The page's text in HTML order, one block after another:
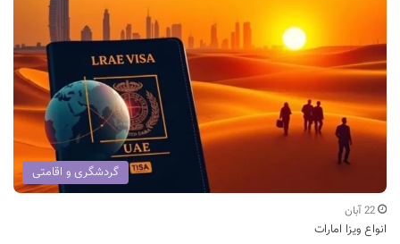
گردشگری و اقامتی
22 آبان
انواع ویزا امارات